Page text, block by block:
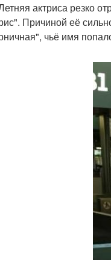
актриса резко
Причиной её
чьё имя